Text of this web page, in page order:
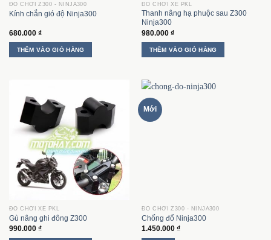
chọn
trên
trang
sản
phẩm
ĐỒ CHƠI Z300 - NINJA300
Kính chắn gió độ Ninja300
680.000 ₫
THÊM VÀO GIỎ HÀNG
ĐỒ CHƠI XE PKL
Thanh nâng hạ phuộc sau Z300
Ninja300
980.000 ₫
THÊM VÀO GIỎ HÀNG
ĐỒ CHƠI XE PKL
Gù nâng ghi đông Z300
990.000 ₫
Mới
ĐỒ CHƠI Z300 - NINJA300
Chống đổ Ninja300
1.450.000 ₫